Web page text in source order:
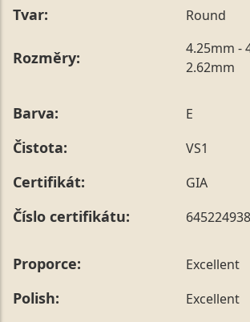
Tvar: Round
Rozměry:
4.25mm -
2.62mm
Barva: E
Čistota: VS1
Certifikát: GIA
Číslo certifikátu:
Proporce: Excellent
Polish: Excellent